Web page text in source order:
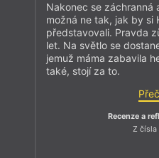
Nakonec se záchranná
možná ne tak, jak by si
představovali. Pravda
let. Na světlo se
jemuž máma zabavila
také, stojí za to.
Recenze a
Z čísla